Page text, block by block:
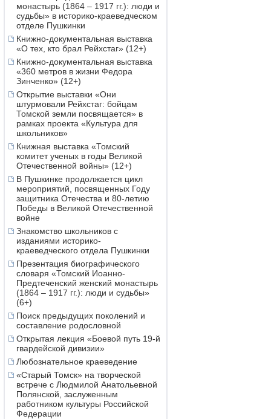
монастырь (1864 – 1917 гг.): люди и
судьбы» в историко-краеведческом
отделе Пушкинки
Книжно-документальная выставка
«О тех, кто брал Рейхстаг» (12+)
Книжно-документальная выставка
«360 метров в жизни Федора
Зинченко» (12+)
Открытие выставки «Они
штурмовали Рейхстаг: бойцам
Томской земли посвящается» в
рамках проекта «Культура для
школьников»
Книжная выставка «Томский
комитет ученых в годы Великой
Отечественной войны» (12+)
В Пушкинке продолжается цикл
мероприятий, посвященных Году
защитника Отечества и 80-летию
Победы в Великой Отечественной
войне
Знакомство школьников с
изданиями историко-
краеведческого отдела Пушкинки
Презентация биографического
словаря «Томский Иоанно-
Предтеченский женский монастырь
(1864 – 1917 гг.): люди и судьбы»
(6+)
Поиск предыдущих поколений и
составление родословной
Открытая лекция «Боевой путь 19-й
гвардейской дивизии»
Любознательное краеведение
«Старый Томск» на творческой
встрече с Людмилой Анатольевной
Полянской, заслуженным
работником культуры Российской
Федерации